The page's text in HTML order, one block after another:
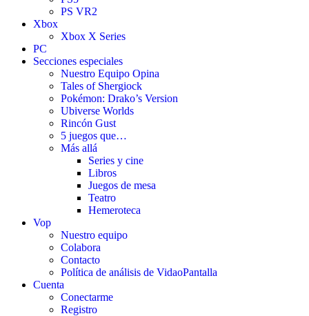
PS VR2
Xbox
Xbox X Series
PC
Secciones especiales
Nuestro Equipo Opina
Tales of Shergiock
Pokémon: Drako’s Version
Ubiverse Worlds
Rincón Gust
5 juegos que…
Más allá
Series y cine
Libros
Juegos de mesa
Teatro
Hemeroteca
Vop
Nuestro equipo
Colabora
Contacto
Política de análisis de VidaoPantalla
Cuenta
Conectarme
Registro